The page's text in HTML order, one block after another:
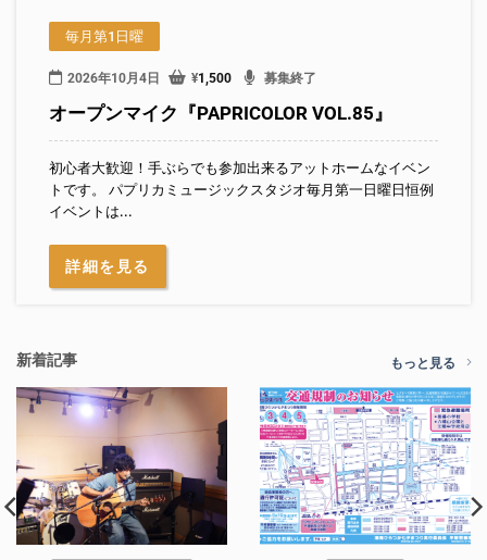
毎月第1日曜
2026年10月4日 ¥1,500 募集終了
オープンマイク『PAPRICOLOR VOL.85』
初心者大歓迎！手ぶらでも参加出来るアットホームなイベン
トです。 パプリカミュージックスタジオ毎月第一日曜日恒例
イベントは...
詳細を見る
新着記事 もっと見る